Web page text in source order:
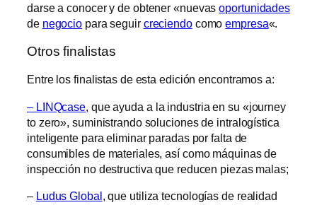
darse a conocer y de obtener «nuevasoportunidades
de negocio para seguir creciendocomoempresa«.
Otros finalistas
Entre los finalistas de esta edición encontramos a:
– LINQcase , que ayuda a la industria en su «journey
to zero», suministrando soluciones de intralogística
inteligente para eliminar paradas por falta de
consumibles de materiales, así como máquinas de
inspección no destructiva que reducen piezas malas;
– Ludus Global, que utiliza tecnologías de realidad